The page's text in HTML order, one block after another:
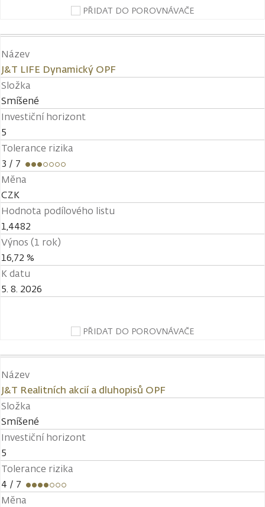
PŘIDAT DO POROVNÁVAČE
Název
J&T LIFE Dynamický OPF
Složka
Smíšené
Investiční horizont
5
Tolerance rizika
3 / 7
Měna
CZK
Hodnota podílového listu
1,4482
Výnos (1 rok)
16,72 %
K datu
5. 8. 2026
PŘIDAT DO POROVNÁVAČE
Název
J&T Realitních akcií a dluhopisů OPF
Složka
Smíšené
Investiční horizont
5
Tolerance rizika
4 / 7
Měna